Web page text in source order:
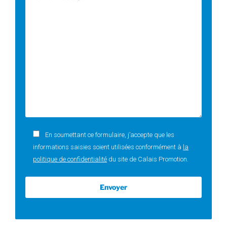
En soumettant ce formulaire, j’accepte que les
informations saisies soient utilisées conformément à la
politique de confidentialité du site de Calais Promotion.